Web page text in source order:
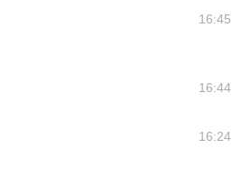
16:45
16:44
16:24